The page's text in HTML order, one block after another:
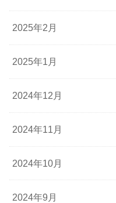
2025年2月
2025年1月
2024年12月
2024年11月
2024年10月
2024年9月